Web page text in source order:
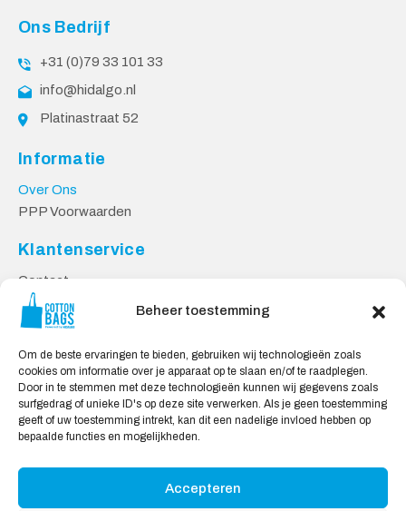
Beheer toestemming
Om de beste ervaringen te bieden, gebruiken wij technologieën zoals
cookies om informatie over je apparaat op te slaan en/of te raadplegen.
Door in te stemmen met deze technologieën kunnen wij gegevens zoals
surfgedrag of unieke ID's op deze site verwerken. Als je geen toestemming
geeft of uw toestemming intrekt, kan dit een nadelige invloed hebben op
bepaalde functies en mogelijkheden.
Accepteren
Ons Bedrijf
+31 (0)79 33 101 33
info@hidalgo.nl
Platinastraat 52
Informatie
Over Ons
PPP Voorwaarden
Klantenservice
Contact
Privacy Voorwaarden
Levering en Retourneren
Veilig Shoppen
Mijn account
Winkelwagen
Wij Accepteren: